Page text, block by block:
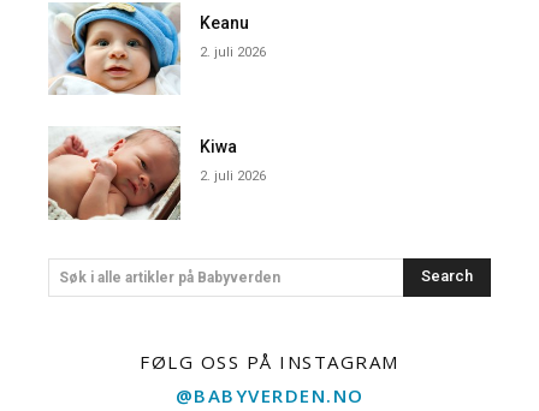
Keanu
2. juli 2026
Kiwa
2. juli 2026
Søk i alle artikler på Babyverden Search
FØLG OSS PÅ INSTAGRAM
@BABYVERDEN.NO